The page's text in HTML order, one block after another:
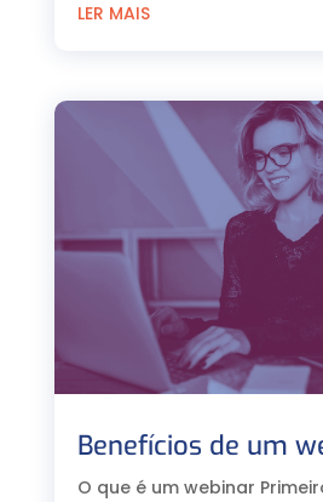
LER MAIS
Benefícios de um
O que é um webinar